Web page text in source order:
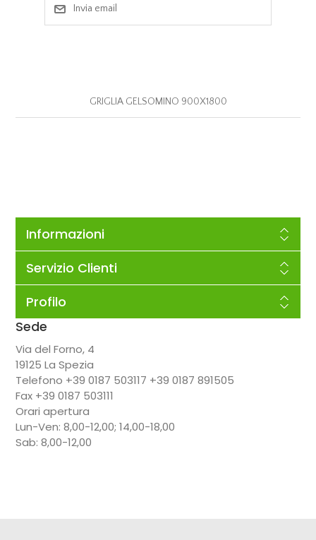
Invia email
GRIGLIA GELSOMINO 900X1800
Informazioni
Servizio Clienti
Profilo
Sede
Via del Forno, 4
19125 La Spezia
Telefono +39 0187 503117 +39 0187 891505
Fax +39 0187 503111
Orari apertura
Lun-Ven: 8,00-12,00; 14,00-18,00
Sab: 8,00-12,00